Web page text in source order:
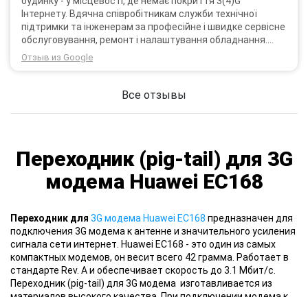
Інтернету. Вдячна співробітникам служби технічної
підтримки та інженерам за професійне і швидке сервісне
обслуговування, ремонт і налаштування обладнання.
Через 3 роки після покупки я не шкодую про прийняте
тоді рішення придбати обладнання в компанії 3G star
Отзыв из Google
Все отзывы
Переходник (pig-tail) для 3G
модема Huawei EC168
Переходник для 3G модема Huawei EC168 предназначен для
подключения 3G модема к антенне и значительного усиления
сигнала сети интернет. Huawei EC168 - это один из самых
компактных модемов, он весит всего 42 грамма. Работает в
стандарте Rev. A и обеспечивает скорость до 3.1 Мбит/с.
Переходник (pig-tail) для 3G модема изготавливается из